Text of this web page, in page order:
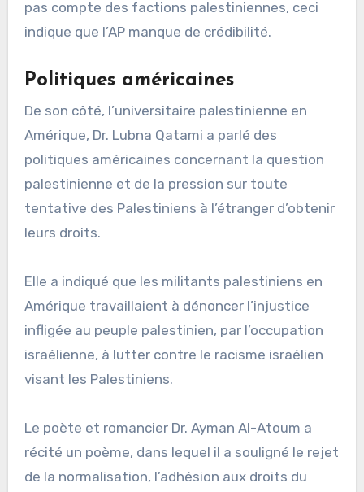
pas compte des factions palestiniennes, ceci
indique que l’AP manque de crédibilité.
Politiques américaines
De son côté, l’universitaire palestinienne en
Amérique, Dr. Lubna Qatami a parlé des
politiques américaines concernant la question
palestinienne et de la pression sur toute
tentative des Palestiniens à l’étranger d’obtenir
leurs droits.
Elle a indiqué que les militants palestiniens en
Amérique travaillaient à dénoncer l’injustice
infligée au peuple palestinien, par l’occupation
israélienne, à lutter contre le racisme israélien
visant les Palestiniens.
Le poète et romancier Dr. Ayman Al-Atoum a
récité un poème, dans lequel il a souligné le rejet
de la normalisation, l’adhésion aux droits du